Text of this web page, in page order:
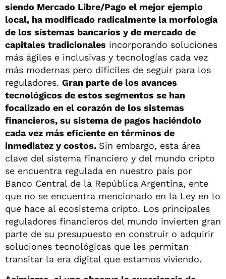
siendo Mercado Libre/Pago el mejor ejemplo
local, ha modificado radicalmente la morfología
de los sistemas bancarios y de mercado de
capitales tradicionales incorporando soluciones
más ágiles e inclusivas y tecnologías cada vez
más modernas pero difíciles de seguir para los
reguladores. Gran parte de los avances
tecnológicos de estos segmentos se han
focalizado en el corazón de los sistemas
financieros, su sistema de pagos haciéndolo
cada vez más eficiente en términos de
inmediatez y costos. Sin embargo, esta área
clave del sistema financiero y del mundo cripto
se encuentra regulada en nuestro país por
Banco Central de la República Argentina, ente
que no se encuentra mencionado en la Ley en lo
que hace al ecosistema cripto. Los principales
reguladores financieros del mundo invierten gran
parte de su presupuesto en construir o adquirir
soluciones tecnológicas que les permitan
transitar la era digital que estamos viviendo.